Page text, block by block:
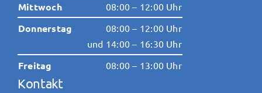
Mittwoch 08:00 – 12:00 Uhr
Donnerstag
08:00 – 12:00 Uhr
und 14:00 – 16:30 Uhr
Freitag 08:00 – 13:00 Uhr
Kontakt